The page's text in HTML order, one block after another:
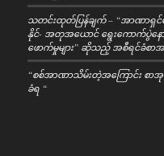
သတင်းထုတ်ပြန်ချက် – “အာဏာရှင်
နိုင်- အတုအယောင် ရွေးကောက်ပွဲနေ
ဖောက်မှုများ” ဆိုသည့် အစီရင်ခံစာအ
“စစ်အာဏာသိမ်းတဲ့အကြောင်း စာ
ခံရ “